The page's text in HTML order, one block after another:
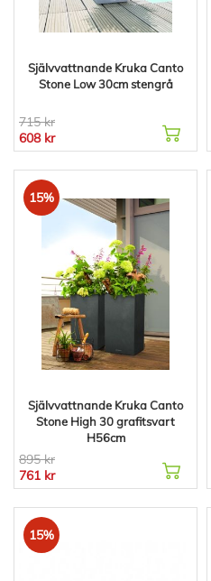
Självvattnande Kruka Canto
Stone Low 30cm stengrå
715 kr
608 kr
15%
Självvattnande Kruka Canto
Stone High 30 grafitsvart
H56cm
895 kr
761 kr
15%